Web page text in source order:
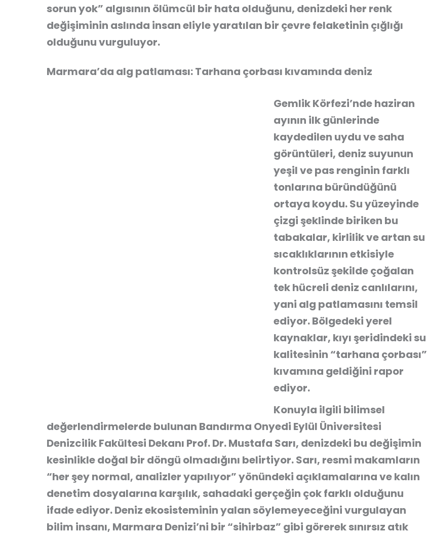
sorun yok” algısının ölümcül bir hata olduğunu, denizdeki her renk
değişiminin aslında insan eliyle yaratılan bir çevre felaketinin çığlığı
olduğunu vurguluyor.
Marmara’da alg patlaması: Tarhana çorbası kıvamında deniz
Gemlik Körfezi’nde haziran
ayının ilk günlerinde
kaydedilen uydu ve saha
görüntüleri, deniz suyunun
yeşil ve pas renginin farklı
tonlarına büründüğünü
ortaya koydu. Su yüzeyinde
çizgi şeklinde biriken bu
tabakalar, kirlilik ve artan su
sıcaklıklarının etkisiyle
kontrolsüz şekilde çoğalan
tek hücreli deniz canlılarını,
yani alg patlamasını temsil
ediyor. Bölgedeki yerel
kaynaklar, kıyı şeridindeki su
kalitesinin “tarhana çorbası”
kıvamına geldiğini rapor
ediyor.
Konuyla ilgili bilimsel
değerlendirmelerde bulunan Bandırma Onyedi Eylül Üniversitesi
Denizcilik Fakültesi Dekanı Prof. Dr. Mustafa Sarı, denizdeki bu değişimin
kesinlikle doğal bir döngü olmadığını belirtiyor. Sarı, resmi makamların
“her şey normal, analizler yapılıyor” yönündeki açıklamalarına ve kalın
denetim dosyalarına karşılık, sahadaki gerçeğin çok farklı olduğunu
ifade ediyor. Deniz ekosisteminin yalan söylemeyeceğini vurgulayan
bilim insanı, Marmara Denizi’ni bir “sihirbaz” gibi görerek sınırsız atık